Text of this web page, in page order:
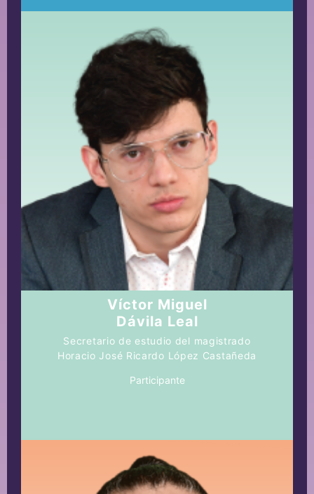
Víctor Miguel
Dávila Leal
Secretario de estudio del magistrado
Horacio José Ricardo López Castañeda
Participante